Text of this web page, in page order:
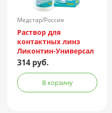
Медстар/Россия
Раствор для
контактных линз
Ликонтин-Универсал
240мл
314 руб.
В корзину